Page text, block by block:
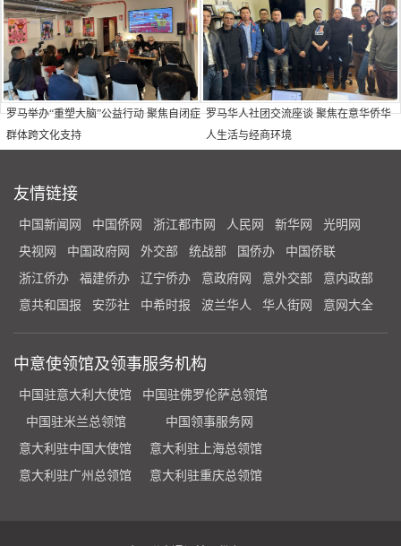
罗马举办“重塑大脑”公益行动 聚焦自闭症
群体跨文化支持
罗马华人社团交流座谈 聚焦在意华侨华
人生活与经商环境
友情链接
中国新闻网 中国侨网 浙江都市网 人民网 新华网
光明网
央视网
中国政府网 外交部 统战部 国侨办
中国侨联
浙江侨办
福建侨办 辽宁侨办 意政府网 意外交部
意内政部
意共和国报
安莎社 中希时报 波兰华人 华人街网 意网大全
中意使领馆及领事服务机构
中国驻意大利大使馆
中国驻佛罗伦萨总领馆
中国驻米兰总领馆
中国领事服务网
意大利驻中国大使馆
意大利驻上海总领馆
意大利驻广州总领馆
意大利驻重庆总领馆